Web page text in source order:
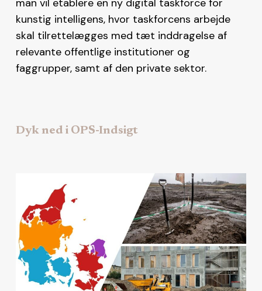
kunstig intelligens, hvor taskforcens arbejde
skal tilrettelægges med tæt inddragelse af
relevante offentlige institutioner og
faggrupper, samt af den private sektor.
Dyk ned i OPS-Indsigt